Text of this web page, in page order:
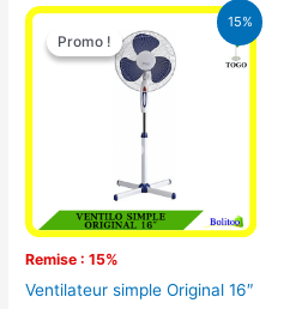
15%
Promo !
Remise : 15%
Promo !
Ventilateur simple Original 16″
Le
prix
initial
était :
10.000 CFA.
Le